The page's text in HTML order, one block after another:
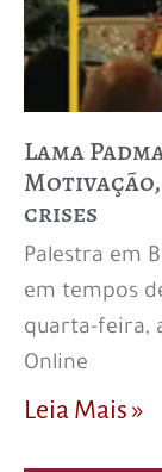
Lama
Motivação,
crises
Palestra em
em tempos
quarta-feira,
Online
Leia Mais »